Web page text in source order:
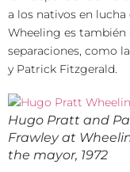
a los nativos en
Wheeling es también
separaciones, como
y Patrick Fitzgerald.
Hugo Pratt and
Frawley at
the mayor, 1972